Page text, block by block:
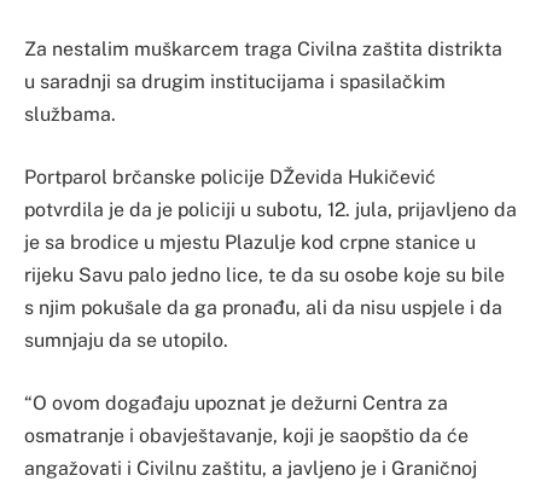
Za nestalim muškarcem traga Civilna zaštita distrikta
u saradnji sa drugim institucijama i spasilačkim
službama.
Portparol brčanske policije DŽevida Hukičević
potvrdila je da je policiji u subotu, 12. jula, prijavljeno da
je sa brodice u mjestu Plazulje kod crpne stanice u
rijeku Savu palo jedno lice, te da su osobe koje su bile
s njim pokušale da ga pronađu, ali da nisu uspjele i da
sumnjaju da se utopilo.
“O ovom događaju upoznat je dežurni Centra za
osmatranje i obavještavanje, koji je saopštio da će
angažovati i Civilnu zaštitu, a javljeno je i Graničnoj